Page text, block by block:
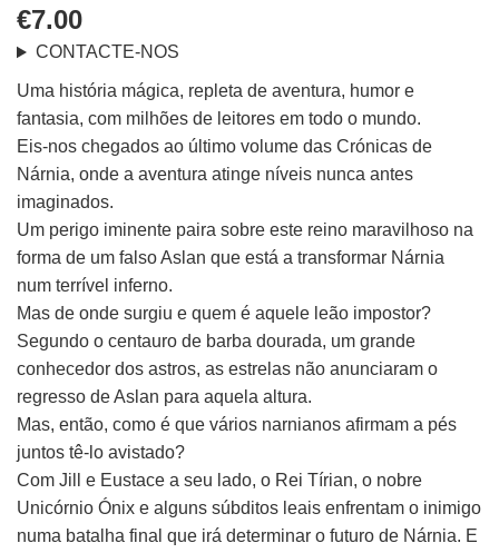
€7.00
CONTACTE-NOS
Uma história mágica, repleta de aventura, humor e
fantasia, com milhões de leitores em todo o mundo.
Eis-nos chegados ao último volume das Crónicas de
Nárnia, onde a aventura atinge níveis nunca antes
imaginados.
Um perigo iminente paira sobre este reino maravilhoso na
forma de um falso Aslan que está a transformar Nárnia
num terrível inferno.
Mas de onde surgiu e quem é aquele leão impostor?
Segundo o centauro de barba dourada, um grande
conhecedor dos astros, as estrelas não anunciaram o
regresso de Aslan para aquela altura.
Mas, então, como é que vários narnianos afirmam a pés
juntos tê-lo avistado?
Com Jill e Eustace a seu lado, o Rei Tírian, o nobre
Unicórnio Ónix e alguns súbditos leais enfrentam o inimigo
numa batalha final que irá determinar o futuro de Nárnia. E